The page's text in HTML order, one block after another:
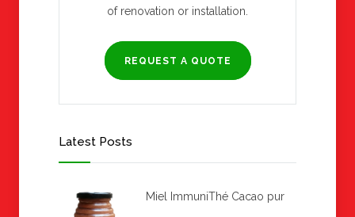
of renovation or installation.
REQUEST A QUOTE
Latest Posts
Miel ImmuniThé Cacao pur